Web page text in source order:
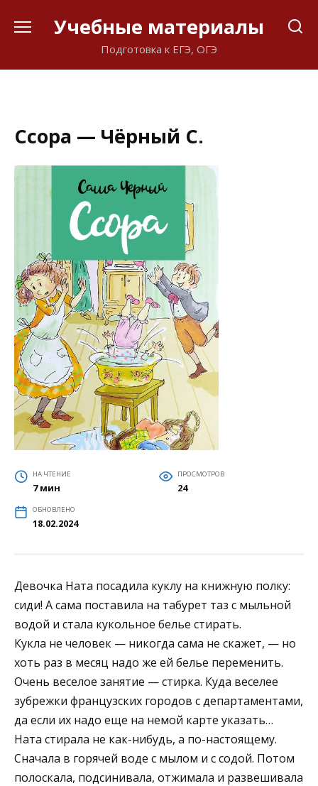
Учебные материалы
Подготовка к ЕГЭ, ОГЭ
Ссора — Чёрный С.
НА ЧТЕНИЕ
7 мин
ПРОСМОТРОВ
24
ОБНОВЛЕНО
18.02.2024
Девочка Ната посадила куклу на книжную полку:
сиди! А сама поставила на табурет таз с мыльной
водой и стала кукольное белье стирать.
Кукла не человек — никогда сама не скажет, — но
хоть раз в месяц надо же ей белье переменить.
Очень веселое занятие — стирка. Куда веселее
зубрежки французских городов с департаментами,
да если их надо еще на немой карте указать…
Ната стирала не как-нибудь, а по-настоящему.
Сначала в горячей воде с мылом и с содой. Потом
полоскала, подсинивала, отжимала и развешивала